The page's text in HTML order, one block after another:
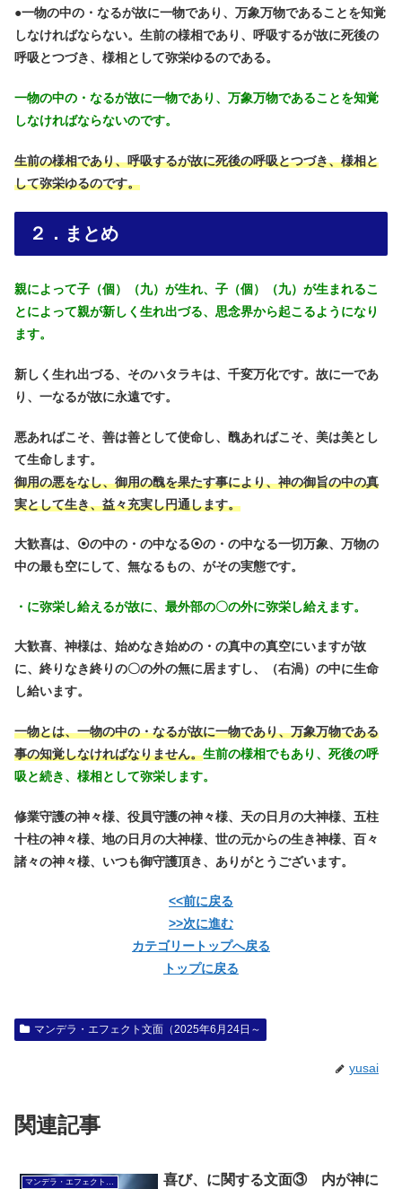
●一物の中の・なるが故に一物であり、万象万物であることを知覚
しなければならない。生前の様相であり、呼吸するが故に死後の
呼吸とつづき、様相として弥栄ゆるのである。
一物の中の・なるが故に一物であり、万象万物であることを知覚
しなければならないのです。
生前の様相であり、呼吸するが故に死後の呼吸とつづき、様相と
して弥栄ゆるのです。
２．まとめ
親によって子（個）（九）が生れ、子（個）（九）が生まれるこ
とによって親が新しく生れ出づる、思念界から起こるようになり
ます。
新しく生れ出づる、そのハタラキは、千変万化です。故に一であ
り、一なるが故に永遠です。
悪あればこそ、善は善として使命し、醜あればこそ、美は美とし
て生命します。
御用の悪をなし、御用の醜を果たす事により、神の御旨の中の真
実として生き、益々充実し円通します。
大歓喜は、⦿の中の・の中なる⦿の・の中なる一切万象、万物の
中の最も空にして、無なるもの、がその実態です。
・に弥栄し給えるが故に、最外部の〇の外に弥栄し給えます。
大歓喜、神様は、始めなき始めの・の真中の真空にいますが故
に、終りなき終りの〇の外の無に居ますし、（右渦）の中に生命
し給います。
一物とは、一物の中の・なるが故に一物であり、万象万物である
事の知覚しなければなりません。生前の様相でもあり、死後の呼
吸と続き、様相として弥栄します。
修業守護の神々様、役員守護の神々様、天の日月の大神様、五柱
十柱の神々様、地の日月の大神様、世の元からの生き神様、百々
諸々の神々様、いつも御守護頂き、ありがとうございます。
<<前に戻る
>>次に進む
カテゴリートップへ戻る
トップに戻る
マンデラ・エフェクト文面（2025年6月24日～
yusai
関連記事
マンデラ・エフェクト文面（2025年6月24日～
喜び、に関する文面③ 内が神に